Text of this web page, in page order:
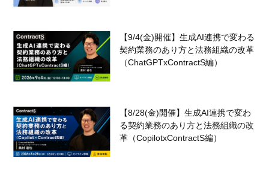
【9/4(金)開催】生成AI連携で変わる
契約業務のあり方と法務組織の改革
（ChatGPTxContractS編）
【8/28(金)開催】生成AI連携で変わ
る契約業務のあり方と法務組織の改
革（CopilotxContractS編）